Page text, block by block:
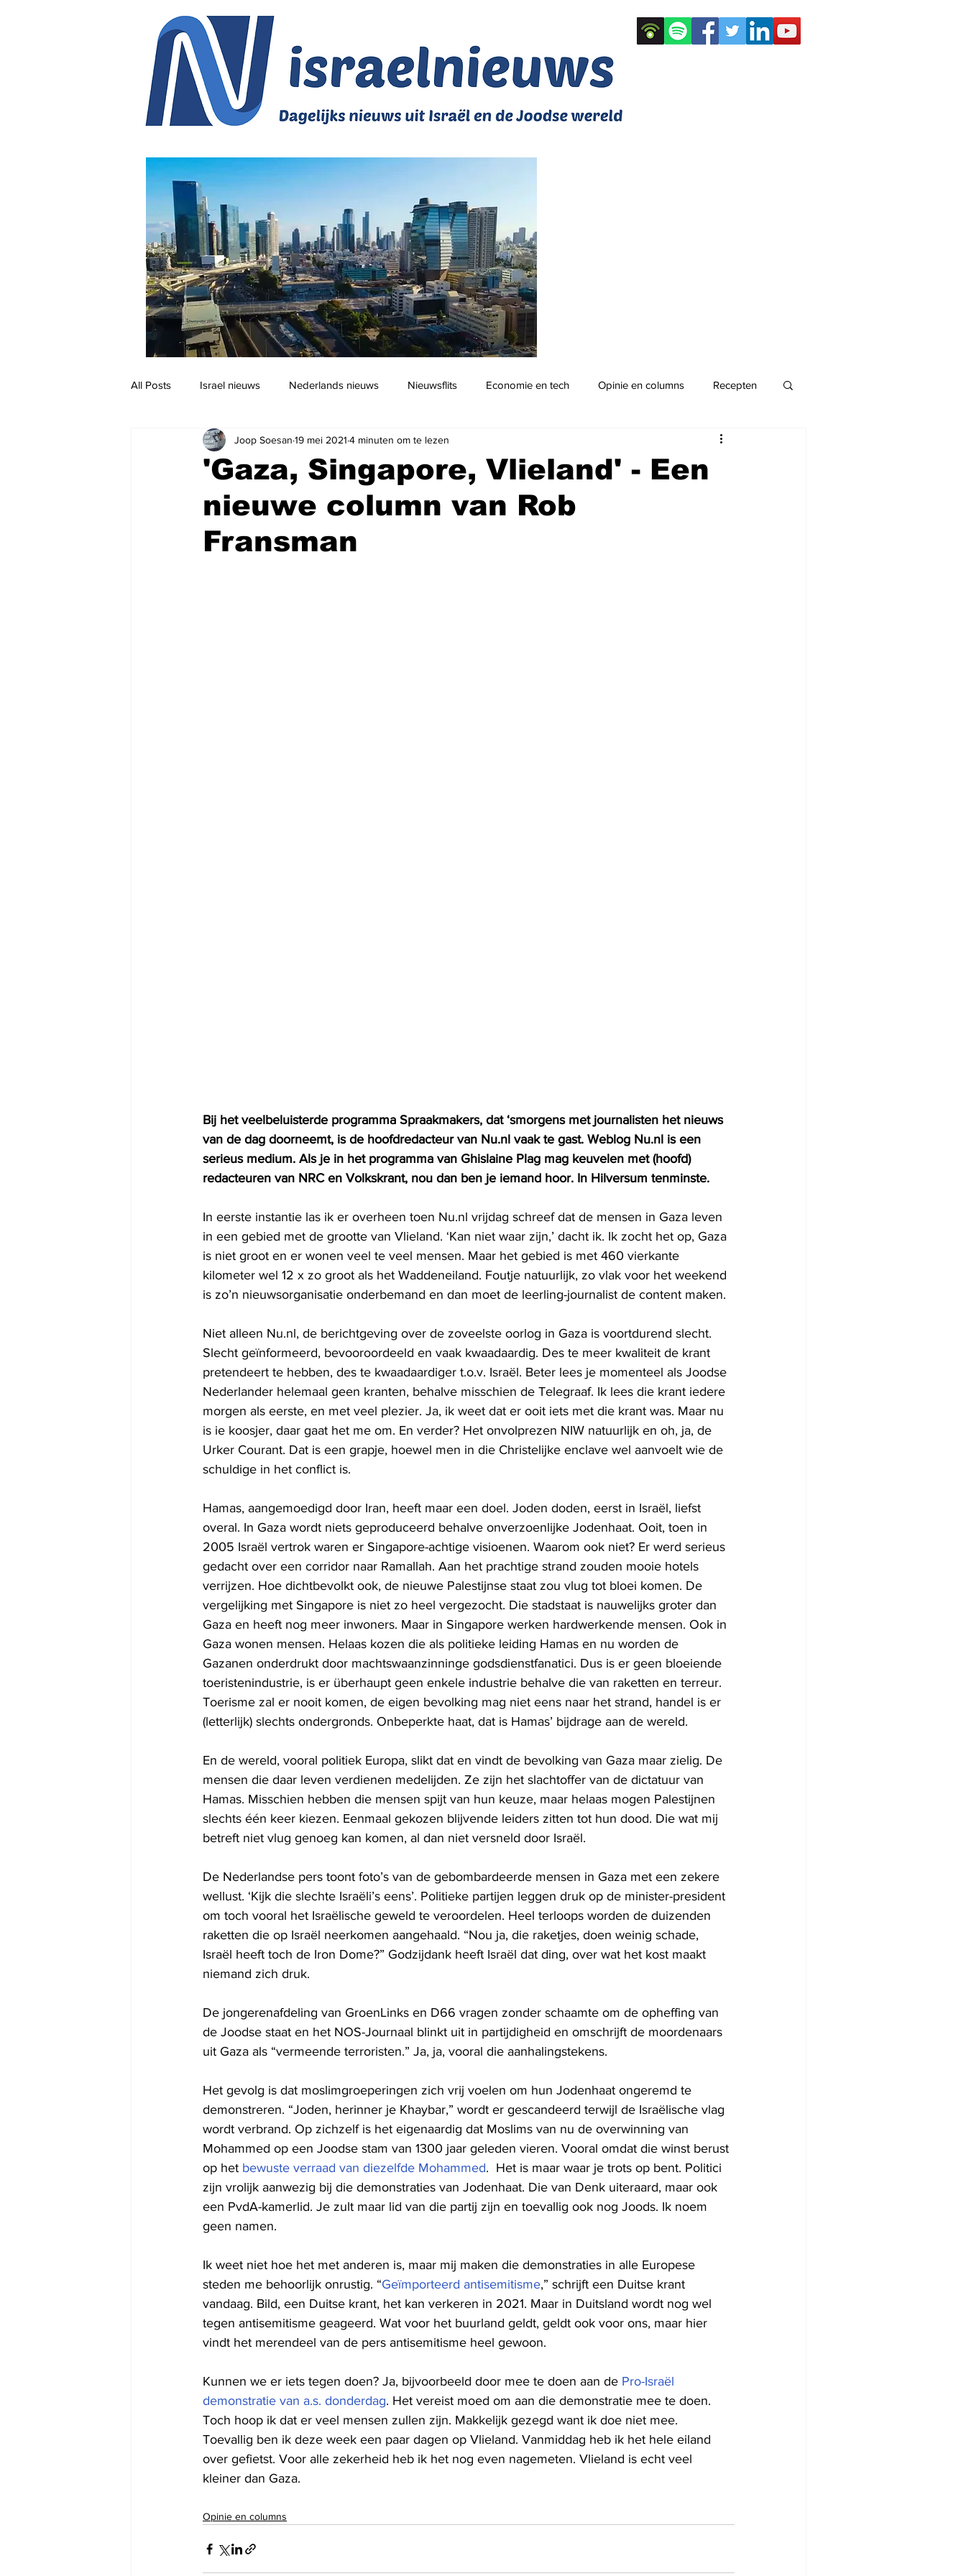
All Posts Israel nieuws Nederlands nieuws Nieuwsflits Economie en tech Opinie en columns Recepten
Jodendom en cultuur Podcast
'Gaza, Singapore, Vlieland' - Een
nieuwe column van Rob
Fransman
Joop Soesan 19 mei 2021 4 minuten om te lezen
Bij het veelbeluisterde programma Spraakmakers, dat ‘smorgens met journalisten het nieuws
van de dag doorneemt, is de hoofdredacteur van Nu.nl vaak te gast. Weblog Nu.nl is een
serieus medium. Als je in het programma van Ghislaine Plag mag keuvelen met (hoofd)
redacteuren van NRC en Volkskrant, nou dan ben je iemand hoor. In Hilversum tenminste.
In eerste instantie las ik er overheen toen Nu.nl vrijdag schreef dat de mensen in Gaza leven
in een gebied met de grootte van Vlieland. ‘Kan niet waar zijn,’ dacht ik. Ik zocht het op, Gaza
is niet groot en er wonen veel te veel mensen. Maar het gebied is met 460 vierkante
kilometer wel 12 x zo groot als het Waddeneiland. Foutje natuurlijk, zo vlak voor het weekend
is zo’n nieuwsorganisatie onderbemand en dan moet de leerling-journalist de content maken.
Niet alleen Nu.nl, de berichtgeving over de zoveelste oorlog in Gaza is voortdurend slecht.
Slecht geïnformeerd, bevooroordeeld en vaak kwaadaardig. Des te meer kwaliteit de krant
pretendeert te hebben, des te kwaadaardiger t.o.v. Israël. Beter lees je momenteel als Joodse
Nederlander helemaal geen kranten, behalve misschien de Telegraaf. Ik lees die krant iedere
morgen als eerste, en met veel plezier. Ja, ik weet dat er ooit iets met die krant was. Maar nu
is ie koosjer, daar gaat het me om. En verder? Het onvolprezen NIW natuurlijk en oh, ja, de
Urker Courant. Dat is een grapje, hoewel men in die Christelijke enclave wel aanvoelt wie de
schuldige in het conflict is.
Hamas, aangemoedigd door Iran, heeft maar een doel. Joden doden, eerst in Israël, liefst
overal. In Gaza wordt niets geproduceerd behalve onverzoenlijke Jodenhaat. Ooit, toen in
2005 Israël vertrok waren er Singapore-achtige visioenen. Waarom ook niet? Er werd serieus
gedacht over een corridor naar Ramallah. Aan het prachtige strand zouden mooie hotels
verrijzen. Hoe dichtbevolkt ook, de nieuwe Palestijnse staat zou vlug tot bloei komen. De
vergelijking met Singapore is niet zo heel vergezocht. Die stadstaat is nauwelijks groter dan
Gaza en heeft nog meer inwoners. Maar in Singapore werken hardwerkende mensen. Ook in
Gaza wonen mensen. Helaas kozen die als politieke leiding Hamas en nu worden de
Gazanen onderdrukt door machtswaanzinninge godsdienstfanatici. Dus is er geen bloeiende
toeristenindustrie, is er überhaupt geen enkele industrie behalve die van raketten en terreur.
Toerisme zal er nooit komen, de eigen bevolking mag niet eens naar het strand, handel is er
(letterlijk) slechts ondergronds. Onbeperkte haat, dat is Hamas’ bijdrage aan de wereld.
En de wereld, vooral politiek Europa, slikt dat en vindt de bevolking van Gaza maar zielig. De
mensen die daar leven verdienen medelijden. Ze zijn het slachtoffer van de dictatuur van
Hamas. Misschien hebben die mensen spijt van hun keuze, maar helaas mogen Palestijnen
slechts één keer kiezen. Eenmaal gekozen blijvende leiders zitten tot hun dood. Die wat mij
betreft niet vlug genoeg kan komen, al dan niet versneld door Israël.
De Nederlandse pers toont foto’s van de gebombardeerde mensen in Gaza met een zekere
wellust. ‘Kijk die slechte Israëli’s eens’. Politieke partijen leggen druk op de minister-president
om toch vooral het Israëlische geweld te veroordelen. Heel terloops worden de duizenden
raketten die op Israël neerkomen aangehaald. “Nou ja, die raketjes, doen weinig schade,
Israël heeft toch de Iron Dome?” Godzijdank heeft Israël dat ding, over wat het kost maakt
niemand zich druk.
De jongerenafdeling van GroenLinks en D66 vragen zonder schaamte om de opheffing van
de Joodse staat en het NOS-Journaal blinkt uit in partijdigheid en omschrijft de moordenaars
uit Gaza als “vermeende terroristen.” Ja, ja, vooral die aanhalingstekens.
Het gevolg is dat moslimgroeperingen zich vrij voelen om hun Jodenhaat ongeremd te
demonstreren. “Joden, herinner je Khaybar,” wordt er gescandeerd terwijl de Israëlische vlag
wordt verbrand. Op zichzelf is het eigenaardig dat Moslims van nu de overwinning van
Mohammed op een Joodse stam van 1300 jaar geleden vieren. Vooral omdat die winst berust
op het bewuste verraad van diezelfde Mohammed.  Het is maar waar je trots op bent. Politici
zijn vrolijk aanwezig bij die demonstraties van Jodenhaat. Die van Denk uiteraard, maar ook
een PvdA-kamerlid. Je zult maar lid van die partij zijn en toevallig ook nog Joods. Ik noem
geen namen.
Ik weet niet hoe het met anderen is, maar mij maken die demonstraties in alle Europese
steden me behoorlijk onrustig. “Geïmporteerd antisemitisme,” schrijft een Duitse krant
vandaag. Bild, een Duitse krant, het kan verkeren in 2021. Maar in Duitsland wordt nog wel
tegen antisemitisme geageerd. Wat voor het buurland geldt, geldt ook voor ons, maar hier
vindt het merendeel van de pers antisemitisme heel gewoon.
Kunnen we er iets tegen doen? Ja, bijvoorbeeld door mee te doen aan de Pro-Israël
demonstratie van a.s. donderdag. Het vereist moed om aan die demonstratie mee te doen.
Toch hoop ik dat er veel mensen zullen zijn. Makkelijk gezegd want ik doe niet mee.
Toevallig ben ik deze week een paar dagen op Vlieland. Vanmiddag heb ik het hele eiland
over gefietst. Voor alle zekerheid heb ik het nog even nagemeten. Vlieland is echt veel
kleiner dan Gaza.
Opinie en columns